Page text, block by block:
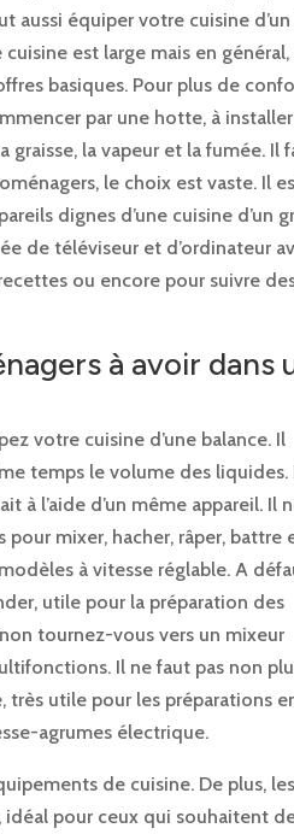
aussi équiper votre cuisine
est large mais en général,
basiques. Pour plus de
par une hotte, à
graisse, la vapeur et la fumée. Il
le choix est vaste. Il
dignes d’une cuisine d’un
de téléviseur et d’ordinateur
ou encore pour suivre
à avoir dans
votre cuisine d’une balance. Il
temps le volume des liquides.
à l’aide d’un même appareil. Il
mixer, hacher, râper, battre
à vitesse réglable. A
utile pour la préparation des
tournez-vous vers un mixeur
Il ne faut pas non
utile pour les préparations
agrumes électrique.
de cuisine. De plus, les
pour ceux qui souhaitent